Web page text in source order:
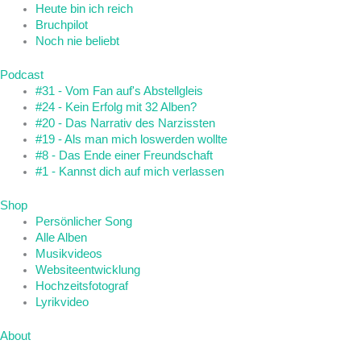
Heute bin ich reich
Bruchpilot
Noch nie beliebt
Podcast
#31 - Vom Fan auf's Abstellgleis
#24 - Kein Erfolg mit 32 Alben?
#20 - Das Narrativ des Narzissten
#19 - Als man mich loswerden wollte
#8 - Das Ende einer Freundschaft
#1 - Kannst dich auf mich verlassen
Shop
Persönlicher Song
Alle Alben
Musikvideos
Websiteentwicklung
Hochzeitsfotograf
Lyrikvideo
About